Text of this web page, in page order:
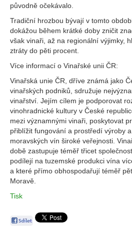
původně očekávalo.
Tradiční hrozbou bývají v tomto
dokážou během krátké doby zničit
však vinaři, až na regionální výjimky,
ztráty do pěti procent.
Více informací o Vinařské unii ČR:
Vinařská unie ČR, dříve známá jako
vinařských podniků, sdružuje
vinařství. Jejím cílem je podporovat
vinohradnické kultury v České
mezi významnými vinaři, poskytovat
přiblížit fungování a prostředí výroby
moravských vín široké veřejnosti.
době zastupuje téměř třicet
podílejí na tuzemské produkci vína
a které přímo obhospodařují téměř
Moravě.
Tisk